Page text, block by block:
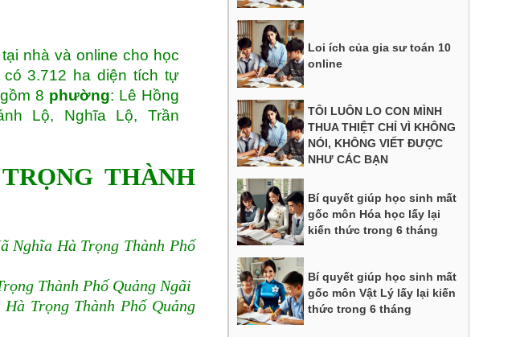
nhà và online cho học
có 3.712 ha diện tích tự
8 phường: Lê Hồng
Lộ, Nghĩa Lộ, Trần
THÀNH
Nghĩa Hà Trọng Thành Phố
Thành Phố Quảng Ngãi
Trọng Thành Phố Quảng
Loi ích của gia sư toán 10
online
TÔI LUÔN LO CON MÌNH
THUA THIỆT CHỈ VÌ KHÔNG
NÓI, KHÔNG VIẾT ĐƯỢC
NHƯ CÁC BẠN
Bí quyết giúp học sinh mất
gốc môn Hóa học lấy lại
kiến thức trong 6 tháng
Bí quyết giúp học sinh mất
gốc môn Vật Lý lấy lại kiến
thức trong 6 tháng